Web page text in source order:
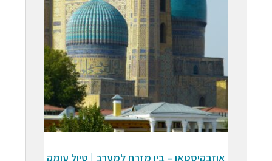
אוזבקיסטאן – בין מזרח למערב | טיול עומק